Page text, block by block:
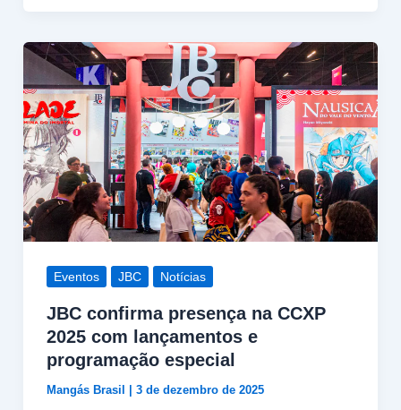
Eventos JBC Notícias
JBC confirma presença na CCXP
2025 com lançamentos e
programação especial
Mangás Brasil | 3 de dezembro de 2025